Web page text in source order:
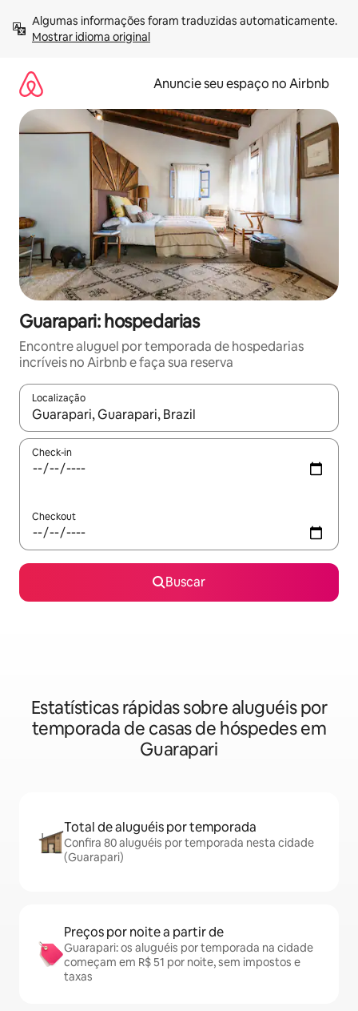
para
Mostrar idioma original
Anuncie seu espaço no Airbnb
Guarapari: hospedarias
Encontre aluguel por temporada de hospedarias
incríveis no Airbnb e faça sua reserva
Localização
Quando os resultados estiverem disponíveis, explore-os
Check-in
Checkout
Buscar
Estatísticas rápidas sobre aluguéis por
temporada de casas de hóspedes em
Guarapari
Total de aluguéis por temporada
Confira 80 aluguéis por temporada nesta cidade
(Guarapari)
Preços por noite a partir de
Guarapari: os aluguéis por temporada na cidade
começam em R$ 51 por noite, sem impostos e
taxas